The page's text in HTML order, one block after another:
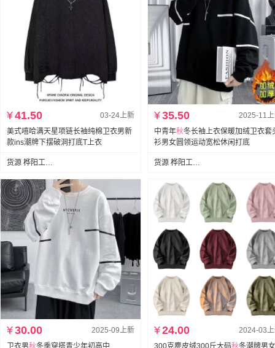
03-24上新
¥41.50
美式嘻哈满天星项链长袖纯棉卫衣男新
款ins潮牌下摆破洞打底T上衣
货源 桦阳工厂供应(可代发)
2025-11
¥35.50
中青年秋冬长袖上衣保暖加绒卫衣套
衫男女圆领运动宽松休闲打底
货源 桦阳工厂供应(可代发)
2025-09上新
¥30.00 2024-03
¥24.00